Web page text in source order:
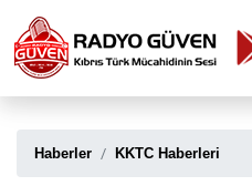
Haberler KKTC Haberleri